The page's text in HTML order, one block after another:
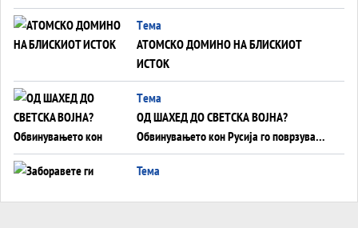
применуваат гигантите за ВИ
Tема
АТОМСКО ДОМИНО НА БЛИСКИОТ
ИСТОК
Tема
ОД ШАХЕД ДО СВЕТСКА ВОЈНА?
Обвинувањето кон Русија го поврзува
Блискиот Исток со украинското бојно
поле?
Тема